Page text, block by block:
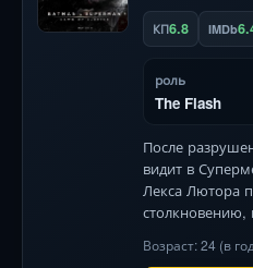
КП6.8 IMDb
роль
The Flash
После
видит в
Лекса Лютора
Гадот.
Возраст: 24 (в